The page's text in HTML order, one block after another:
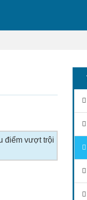
điểm vượt trội